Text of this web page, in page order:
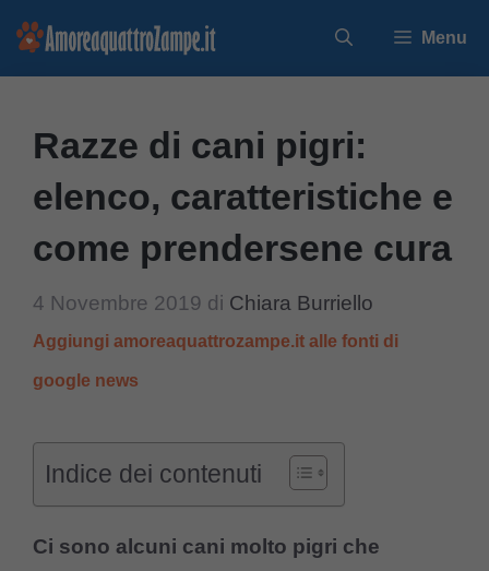
Vai
Menu
Razze di cani pigri:
elenco, caratteristiche e
come prendersene cura
4 Novembre 2019 di Chiara Burriello
Aggiungi amoreaquattrozampe.it alle fonti di
google news
Indice dei contenuti
Ci sono alcuni cani molto pigri che